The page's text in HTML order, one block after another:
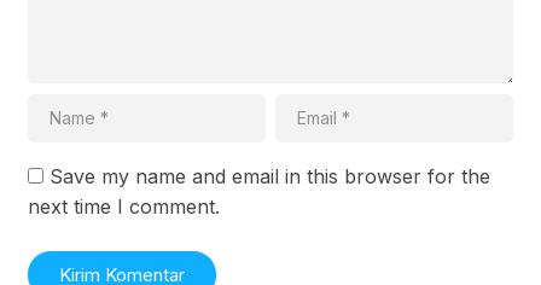
Save my name and email in this browser for the
next time I comment.